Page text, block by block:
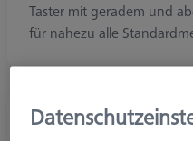
Taster mit geradem und
für nahezu alle